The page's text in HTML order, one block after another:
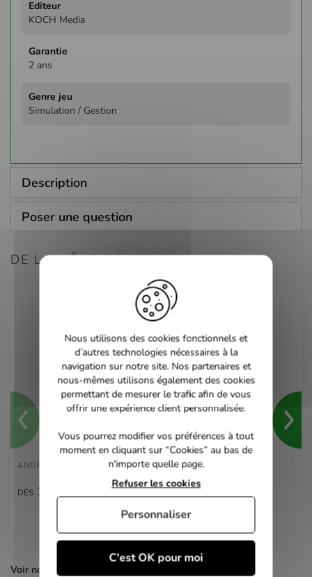
KOCH Media
2 ans
Simulation / Gestion
Description
Poser une question
DE LA MÊME CONSOLE
ANGRY BIRDS STAR WARS - 3DS
DÈS 10,00 €
Voir nos autres pages :
Nous utilisons des cookies fonctionnels et
d’autres technologies nécessaires à la
navigation sur notre site. Nos partenaires et
nous-mêmes utilisons également des cookies
permettant de mesurer le trafic afin de vous
offrir une expérience client personnalisée.
Vous pourrez modifier vos préférences à tout
moment en cliquant sur “Cookies” au bas de
n'importe quelle page.
C'est OK pour moi
Refuser les cookies
Personnaliser